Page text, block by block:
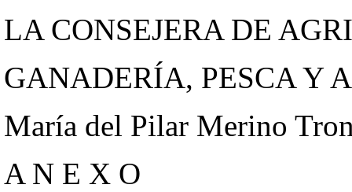
LA CONSEJERA DE
GANADERÍA, PESCA Y
María del Pilar Merino
A N E X O